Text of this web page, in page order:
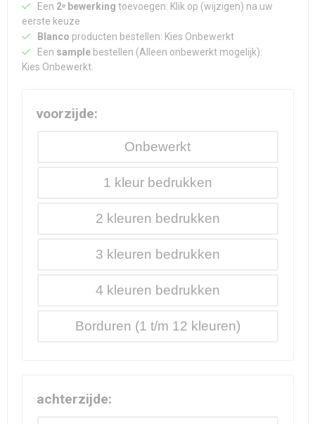
Een 2ᵉ bewerking toevoegen: Klik op (wijzigen) na uw
eerste keuze
Blanco producten bestellen: Kies Onbewerkt
Een samplebestellen (Alleen onbewerkt mogelijk):
Kies Onbewerkt.
voorzijde:
Onbewerkt
1
2
3
4
Borduren
achterzijde: